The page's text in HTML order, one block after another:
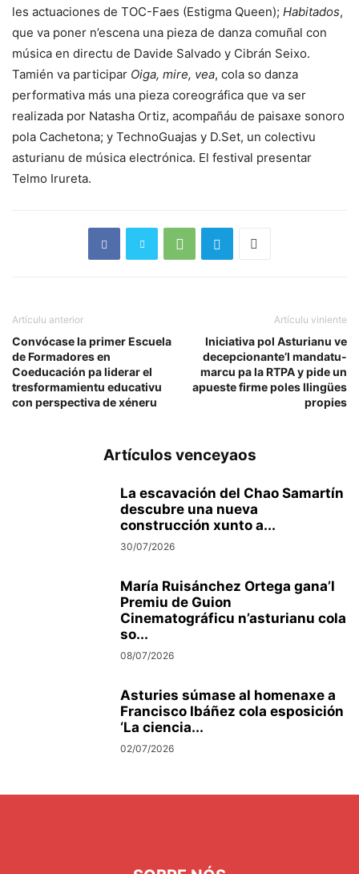
les actuaciones de TOC-Faes (Estigma Queen); Habitados,
que va poner n’escena una pieza de danza comuñal con
música en directu de Davide Salvado y Cibrán Seixo.
Tamién va participar Oiga, mire, vea, cola so danza
performativa más una pieza coreográfica que va ser
realizada por Natasha Ortiz, acompañáu de paisaxe sonoro
pola Cachetona; y TechnoGuajas y D.Set, un colectivu
asturianu de música electrónica. El festival presentar
Telmo Irureta.
Artículu anterior
Convócase la primer Escuela
de Formadores en
Coeducación pa liderar el
tresformamientu educativu
con perspectiva de xéneru
Artículu viniente
Iniciativa pol Asturianu ve
decepcionante’l mandatu-
marcu pa la RTPA y pide un
apueste firme poles llingües
propies
Artículos venceyaos
La escavación del Chao Samartín
descubre una nueva
construcción xunto a...
30/07/2026
María Ruisánchez Ortega gana’l
Premiu de Guion
Cinematográficu n’asturianu cola
so...
08/07/2026
Asturies súmase al homenaxe a
Francisco Ibáñez cola esposición
‘La ciencia...
02/07/2026